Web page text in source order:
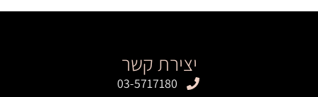
יצירת קשר
03-5717180